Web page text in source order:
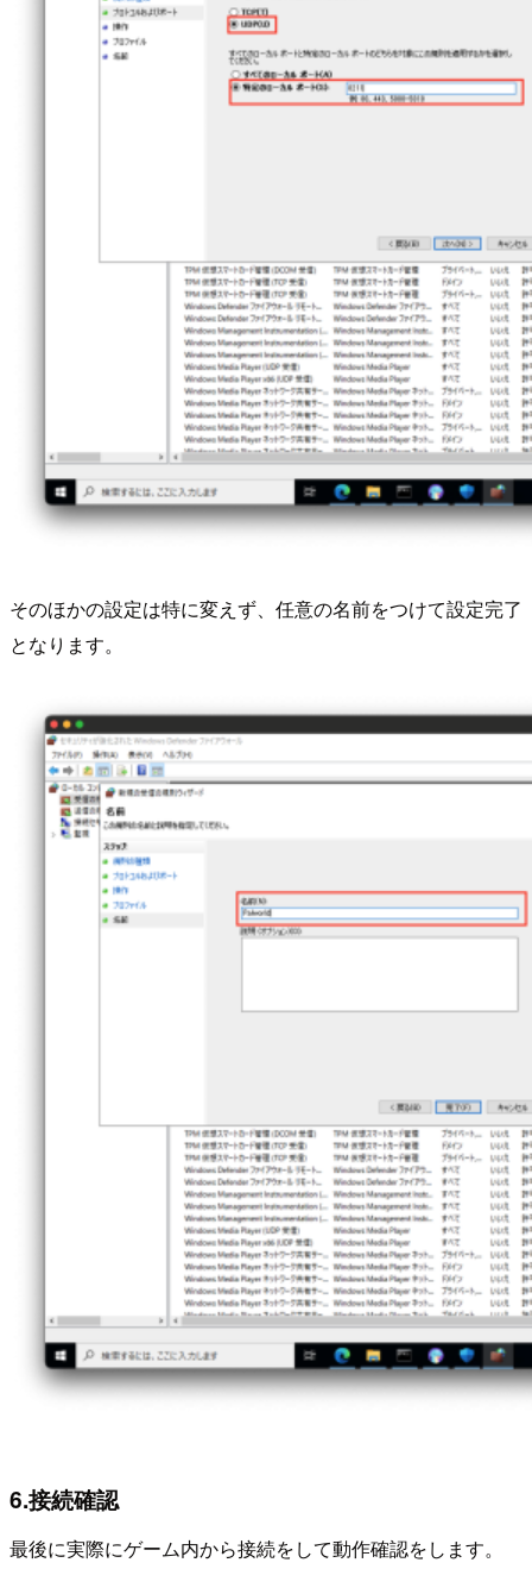
そのほかの設定は特に変えず、任意の名前をつけて設定完了
となります。
6.接続確認
最後に実際にゲーム内から接続をして動作確認をします。